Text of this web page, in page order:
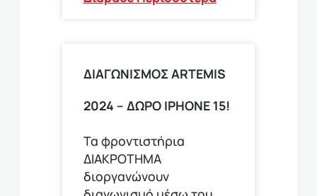
ΔΙΑΓΩΝΙΣΜΟΣ ΑRTEMIS
2024 – ΔΩΡΟ IPHONE 15!
Τα φροντιστήρια
ΔΙΑΚΡΟΤΗΜΑ
διοργανώνουν